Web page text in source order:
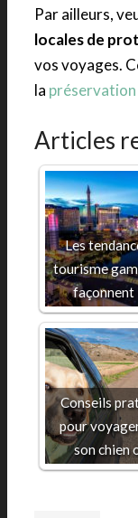
Par ailleurs,
localesde
vos voyages.
la préservation
Articles
Les
tourisme
façonnent
Conseils
pour
son chien